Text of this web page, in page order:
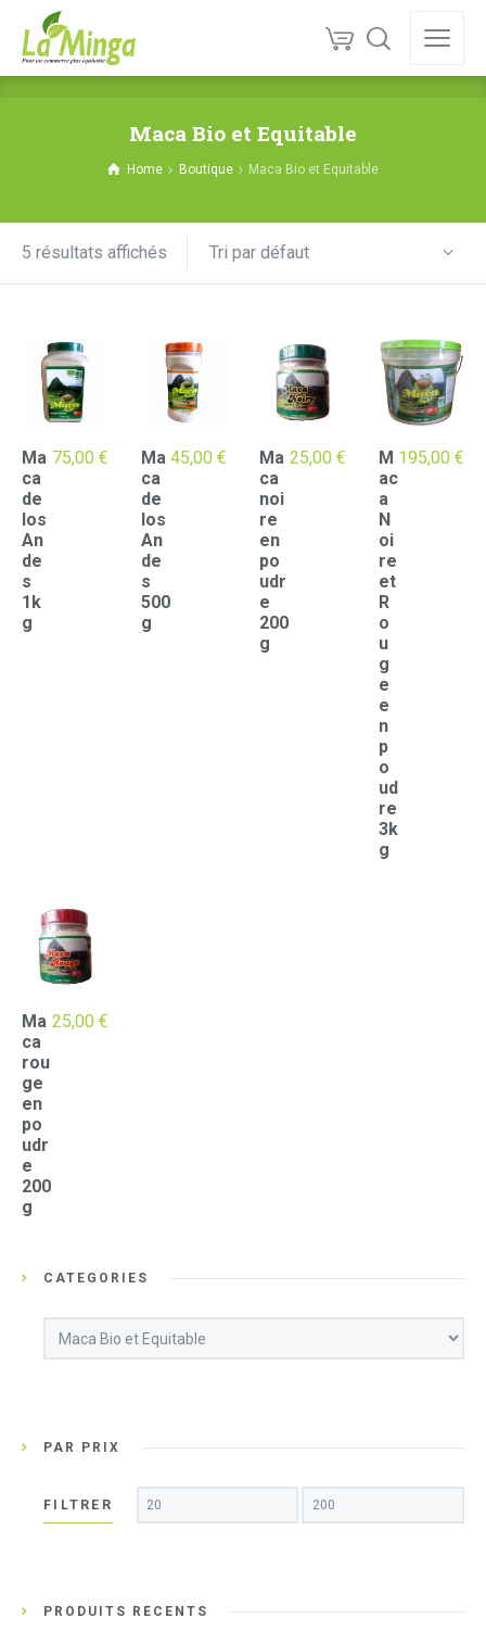
Maca Bio et Equitable
Home Boutique Maca Bio et Equitable
5 résultats affichés Tri par défaut
Ma
ca
de
los
An
de
s
1k
g
75,00 €
Ma
ca
de
los
An
de
s
500
g
45,00 €
Ma
ca
noi
re
en
po
udr
e
200
g
25,00 €
M
ac
a
N
oi
re
et
R
o
u
g
e
e
n
p
o
ud
re
3k
g
195,00 €
Ma
ca
rou
ge
en
po
udr
e
200
g
25,00 €
CATEGORIES
PAR PRIX
Prix
min
Prix
max
FILTRER
PRODUITS RÉCENTS